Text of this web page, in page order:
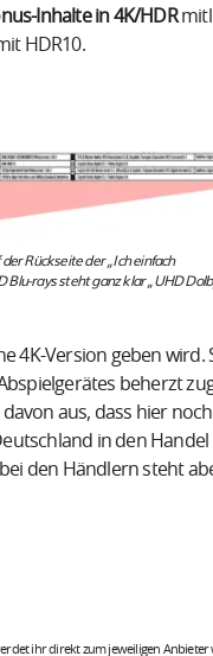
Inhalte in 4K/HDR
HDR10.
Rückseite der „Ich einfach
Blu-rays steht ganz klar „UHD
4K-Version geben
beherzt
aus, dass hier
in den
den Händlern steht
ihr direkt zum jeweiligen